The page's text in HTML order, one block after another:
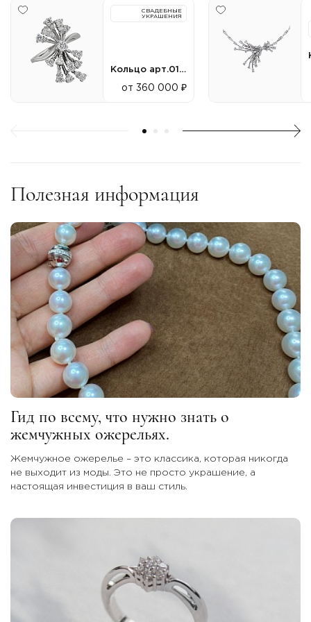
СВАДЕБНЫЕ
УКРАШЕНИЯ
Кольцо арт.010235
от 360 000 ₽
Полезная информация
Гид по всему, что нужно знать о
жемчужных ожерельях.
Жемчужное ожерелье – это классика, которая никогда
не выходит из моды. Это не просто украшение, а
настоящая инвестиция в ваш стиль.